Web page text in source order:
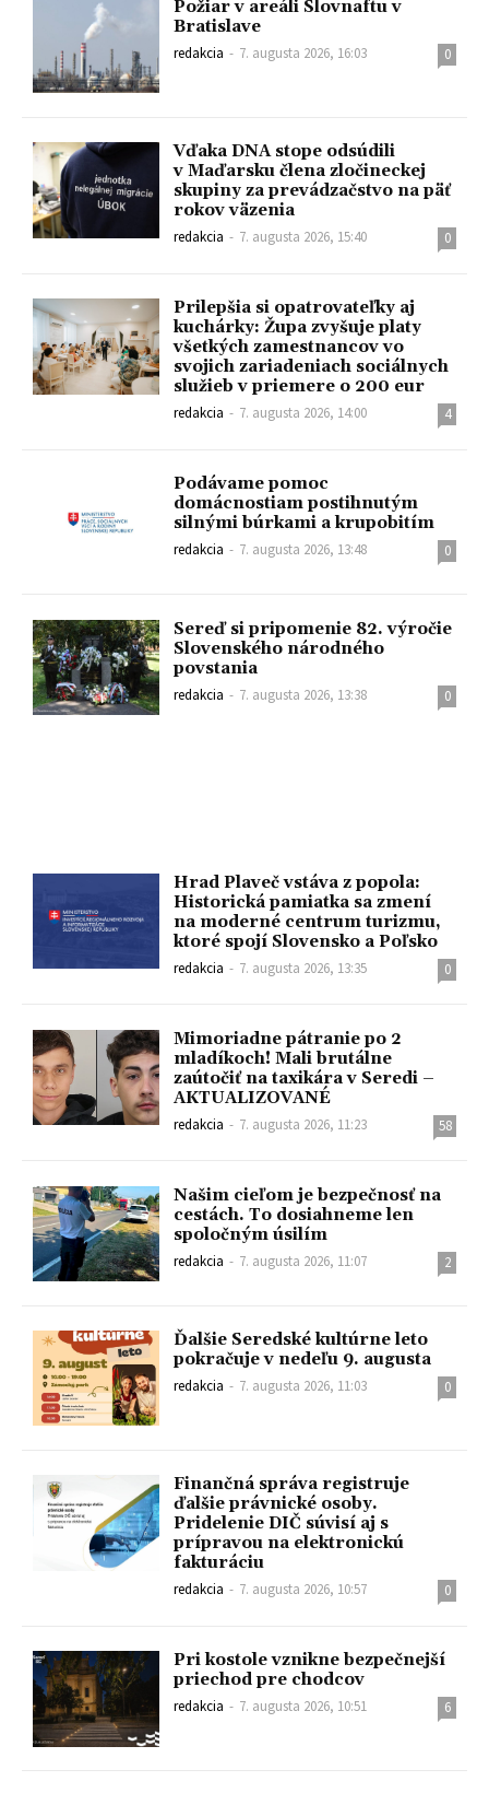
Požiar v areáli Slovnaftu v
Bratislave
redakcia - 7. augusta 2026, 16:03 0
Vďaka DNA stope odsúdili
v Maďarsku člena zločineckej
skupiny za prevádzačstvo na päť
rokov väzenia
redakcia - 7. augusta 2026, 15:40 0
Prilepšia si opatrovateľky aj
kuchárky: Župa zvyšuje platy
všetkých zamestnancov vo
svojich zariadeniach sociálnych
služieb v priemere o 200 eur
redakcia - 7. augusta 2026, 14:00 4
Podávame pomoc
domácnostiam postihnutým
silnými búrkami a krupobitím
redakcia - 7. augusta 2026, 13:48 0
Sereď si pripomenie 82. výročie
Slovenského národného
povstania
redakcia - 7. augusta 2026, 13:38 0
Hrad Plaveč vstáva z popola:
Historická pamiatka sa zmení
na moderné centrum turizmu,
ktoré spojí Slovensko a Poľsko
redakcia - 7. augusta 2026, 13:35 0
Mimoriadne pátranie po 2
mladíkoch! Mali brutálne
zaútočiť na taxikára v Seredi –
AKTUALIZOVANÉ
redakcia - 7. augusta 2026, 11:23 58
Našim cieľom je bezpečnosť na
cestách. To dosiahneme len
spoločným úsilím
redakcia - 7. augusta 2026, 11:07 2
Ďalšie Seredské kultúrne leto
pokračuje v nedeľu 9. augusta
redakcia - 7. augusta 2026, 11:03 0
Finančná správa registruje
ďalšie právnické osoby.
Pridelenie DIČ súvisí aj s
prípravou na elektronickú
fakturáciu
redakcia - 7. augusta 2026, 10:57 0
Pri kostole vznikne bezpečnejší
priechod pre chodcov
redakcia - 7. augusta 2026, 10:51 6